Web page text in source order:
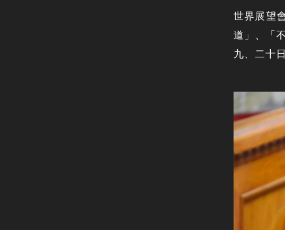
世界展望
道」、「
九、二十